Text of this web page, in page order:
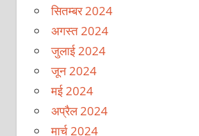
सितम्बर 2024
अगस्त 2024
जुलाई 2024
जून 2024
मई 2024
अप्रैल 2024
मार्च 2024